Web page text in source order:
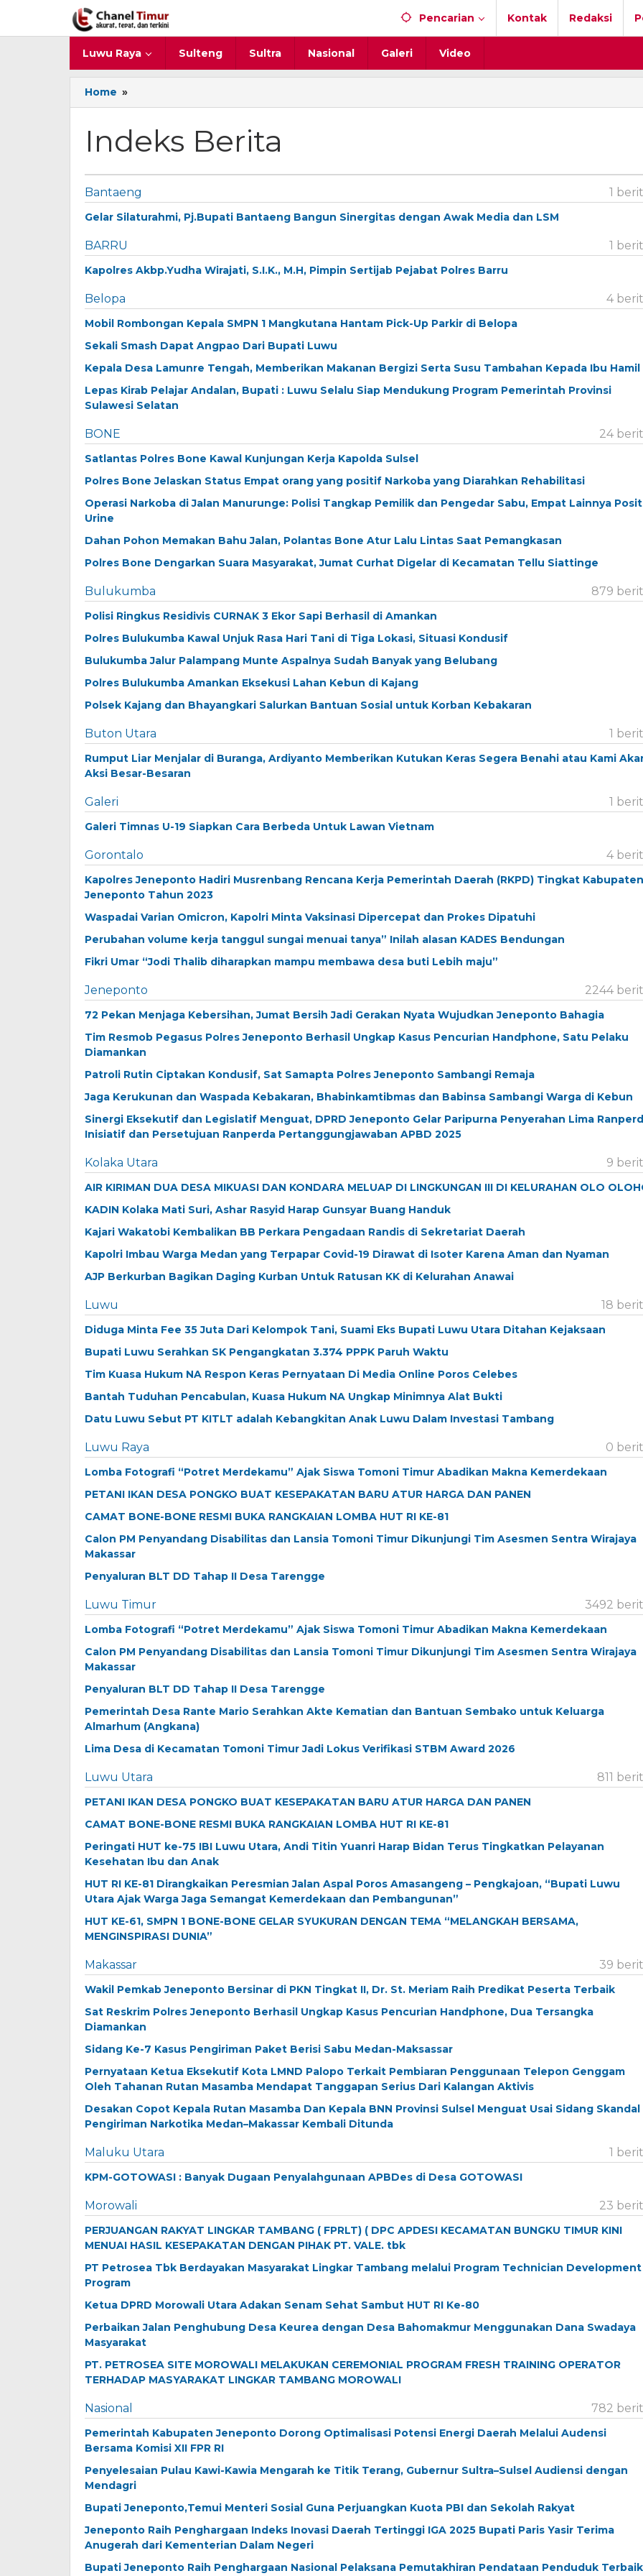
konten
Pencarian Kontak Redaksi
Luwu Raya Sulteng Sultra Nasional Galeri Video
Home »
Berita
Indeks Berita
09/09/2017
oleh
Bantaeng 1
Gelar Silaturahmi, Pj.Bupati Bantaeng Bangun Sinergitas dengan Awak Media dan LSM
BARRU 1
Kapolres Akbp.Yudha Wirajati, S.I.K., M.H, Pimpin Sertijab Pejabat Polres Barru
Belopa 4
Mobil Rombongan Kepala SMPN 1 Mangkutana Hantam Pick-Up Parkir di Belopa
Sekali Smash Dapat Angpao Dari Bupati Luwu
Kepala Desa Lamunre Tengah, Memberikan Makanan Bergizi Serta Susu Tambahan Kepada Ibu Hamil
Lepas Kirab Pelajar Andalan, Bupati : Luwu Selalu Siap Mendukung Program Pemerintah Provinsi
Sulawesi Selatan
BONE 24
Satlantas Polres Bone Kawal Kunjungan Kerja Kapolda Sulsel
Polres Bone Jelaskan Status Empat orang yang positif Narkoba yang Diarahkan Rehabilitasi
Operasi Narkoba di Jalan Manurunge: Polisi Tangkap Pemilik dan Pengedar Sabu, Empat Lainnya
Urine
Dahan Pohon Memakan Bahu Jalan, Polantas Bone Atur Lalu Lintas Saat Pemangkasan
Polres Bone Dengarkan Suara Masyarakat, Jumat Curhat Digelar di Kecamatan Tellu Siattinge
Bulukumba 879
Polisi Ringkus Residivis CURNAK 3 Ekor Sapi Berhasil di Amankan
Polres Bulukumba Kawal Unjuk Rasa Hari Tani di Tiga Lokasi, Situasi Kondusif
Bulukumba Jalur Palampang Munte Aspalnya Sudah Banyak yang Belubang
Polres Bulukumba Amankan Eksekusi Lahan Kebun di Kajang
Polsek Kajang dan Bhayangkari Salurkan Bantuan Sosial untuk Korban Kebakaran
Buton Utara 1
Rumput Liar Menjalar di Buranga, Ardiyanto Memberikan Kutukan Keras Segera Benahi atau Kami
Aksi Besar-Besaran
Galeri 1
Galeri Timnas U-19 Siapkan Cara Berbeda Untuk Lawan Vietnam
Gorontalo 4
Kapolres Jeneponto Hadiri Musrenbang Rencana Kerja Pemerintah Daerah (RKPD) Tingkat Kabupaten
Jeneponto Tahun 2023
Waspadai Varian Omicron, Kapolri Minta Vaksinasi Dipercepat dan Prokes Dipatuhi
Perubahan volume kerja tanggul sungai menuai tanya” Inilah alasan KADES Bendungan
Fikri Umar “Jodi Thalib diharapkan mampu membawa desa buti Lebih maju”
Jeneponto 2244
72 Pekan Menjaga Kebersihan, Jumat Bersih Jadi Gerakan Nyata Wujudkan Jeneponto Bahagia
Tim Resmob Pegasus Polres Jeneponto Berhasil Ungkap Kasus Pencurian Handphone, Satu Pelaku
Diamankan
Patroli Rutin Ciptakan Kondusif, Sat Samapta Polres Jeneponto Sambangi Remaja
Jaga Kerukunan dan Waspada Kebakaran, Bhabinkamtibmas dan Babinsa Sambangi Warga di Kebun
Sinergi Eksekutif dan Legislatif Menguat, DPRD Jeneponto Gelar Paripurna Penyerahan Lima
Inisiatif dan Persetujuan Ranperda Pertanggungjawaban APBD 2025
Kolaka Utara 9
AIR KIRIMAN DUA DESA MIKUASI DAN KONDARA MELUAP DI LINGKUNGAN III DI KELURAHAN OLO
KADIN Kolaka Mati Suri, Ashar Rasyid Harap Gunsyar Buang Handuk
Kajari Wakatobi Kembalikan BB Perkara Pengadaan Randis di Sekretariat Daerah
Kapolri Imbau Warga Medan yang Terpapar Covid-19 Dirawat di Isoter Karena Aman dan Nyaman
AJP Berkurban Bagikan Daging Kurban Untuk Ratusan KK di Kelurahan Anawai
Luwu 18
Diduga Minta Fee 35 Juta Dari Kelompok Tani, Suami Eks Bupati Luwu Utara Ditahan Kejaksaan
Bupati Luwu Serahkan SK Pengangkatan 3.374 PPPK Paruh Waktu
Tim Kuasa Hukum NA Respon Keras Pernyataan Di Media Online Poros Celebes
Bantah Tuduhan Pencabulan, Kuasa Hukum NA Ungkap Minimnya Alat Bukti
Datu Luwu Sebut PT KITLT adalah Kebangkitan Anak Luwu Dalam Investasi Tambang
Luwu Raya 0
Lomba Fotografi “Potret Merdekamu” Ajak Siswa Tomoni Timur Abadikan Makna Kemerdekaan
PETANI IKAN DESA PONGKO BUAT KESEPAKATAN BARU ATUR HARGA DAN PANEN
CAMAT BONE-BONE RESMI BUKA RANGKAIAN LOMBA HUT RI KE-81
Calon PM Penyandang Disabilitas dan Lansia Tomoni Timur Dikunjungi Tim Asesmen Sentra Wirajaya
Makassar
Penyaluran BLT DD Tahap II Desa Tarengge
Luwu Timur 3492
Lomba Fotografi “Potret Merdekamu” Ajak Siswa Tomoni Timur Abadikan Makna Kemerdekaan
Calon PM Penyandang Disabilitas dan Lansia Tomoni Timur Dikunjungi Tim Asesmen Sentra Wirajaya
Makassar
Penyaluran BLT DD Tahap II Desa Tarengge
Pemerintah Desa Rante Mario Serahkan Akte Kematian dan Bantuan Sembako untuk Keluarga
Almarhum (Angkana)
Lima Desa di Kecamatan Tomoni Timur Jadi Lokus Verifikasi STBM Award 2026
Luwu Utara 811
PETANI IKAN DESA PONGKO BUAT KESEPAKATAN BARU ATUR HARGA DAN PANEN
CAMAT BONE-BONE RESMI BUKA RANGKAIAN LOMBA HUT RI KE-81
Peringati HUT ke-75 IBI Luwu Utara, Andi Titin Yuanri Harap Bidan Terus Tingkatkan Pelayanan
Kesehatan Ibu dan Anak
HUT RI KE-81 Dirangkaikan Peresmian Jalan Aspal Poros Amasangeng – Pengkajoan, “Bupati Luwu
Utara Ajak Warga Jaga Semangat Kemerdekaan dan Pembangunan”
HUT KE-61, SMPN 1 BONE-BONE GELAR SYUKURAN DENGAN TEMA “MELANGKAH BERSAMA,
MENGINSPIRASI DUNIA”
Makassar 39
Wakil Pemkab Jeneponto Bersinar di PKN Tingkat II, Dr. St. Meriam Raih Predikat Peserta Terbaik
Sat Reskrim Polres Jeneponto Berhasil Ungkap Kasus Pencurian Handphone, Dua Tersangka
Diamankan
Sidang Ke-7 Kasus Pengiriman Paket Berisi Sabu Medan-Maksassar
Pernyataan Ketua Eksekutif Kota LMND Palopo Terkait Pembiaran Penggunaan Telepon Genggam
Oleh Tahanan Rutan Masamba Mendapat Tanggapan Serius Dari Kalangan Aktivis
Desakan Copot Kepala Rutan Masamba Dan Kepala BNN Provinsi Sulsel Menguat Usai Sidang Skandal
Pengiriman Narkotika Medan–Makassar Kembali Ditunda
Maluku Utara 1
KPM-GOTOWASI : Banyak Dugaan Penyalahgunaan APBDes di Desa GOTOWASI
Morowali 23
PERJUANGAN RAKYAT LINGKAR TAMBANG ( FPRLT) ( DPC APDESI KECAMATAN BUNGKU TIMUR KINI
MENUAI HASIL KESEPAKATAN DENGAN PIHAK PT. VALE. tbk
PT Petrosea Tbk Berdayakan Masyarakat Lingkar Tambang melalui Program Technician Development
Program
Ketua DPRD Morowali Utara Adakan Senam Sehat Sambut HUT RI Ke-80
Perbaikan Jalan Penghubung Desa Keurea dengan Desa Bahomakmur Menggunakan Dana Swadaya
Masyarakat
PT. PETROSEA SITE MOROWALI MELAKUKAN CEREMONIAL PROGRAM FRESH TRAINING OPERATOR
TERHADAP MASYARAKAT LINGKAR TAMBANG MOROWALI
Nasional 782
Pemerintah Kabupaten Jeneponto Dorong Optimalisasi Potensi Energi Daerah Melalui Audensi
Bersama Komisi XII FPR RI
Penyelesaian Pulau Kawi-Kawia Mengarah ke Titik Terang, Gubernur Sultra–Sulsel Audiensi dengan
Mendagri
Bupati Jeneponto,Temui Menteri Sosial Guna Perjuangkan Kuota PBI dan Sekolah Rakyat
Jeneponto Raih Penghargaan Indeks Inovasi Daerah Tertinggi IGA 2025 Bupati Paris Yasir Terima
Anugerah dari Kementerian Dalam Negeri
Bupati Jeneponto Raih Penghargaan Nasional Pelaksana Pemutakhiran Pendataan Penduduk Terbaik